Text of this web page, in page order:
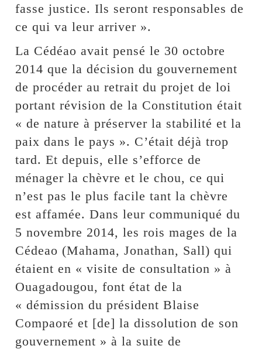
fasse justice. Ils seront responsables de
ce qui va leur arriver ».
La Cédéao avait pensé le 30 octobre
2014 que la décision du gouvernement
de procéder au retrait du projet de loi
portant révision de la Constitution était
« de nature à préserver la stabilité et la
paix dans le pays ». C’était déjà trop
tard. Et depuis, elle s’efforce de
ménager la chèvre et le chou, ce qui
n’est pas le plus facile tant la chèvre
est affamée. Dans leur communiqué du
5 novembre 2014, les rois mages de la
Cédeao (Mahama, Jonathan, Sall) qui
étaient en « visite de consultation » à
Ouagadougou, font état de la
« démission du président Blaise
Compaoré et [de] la dissolution de son
gouvernement » à la suite de